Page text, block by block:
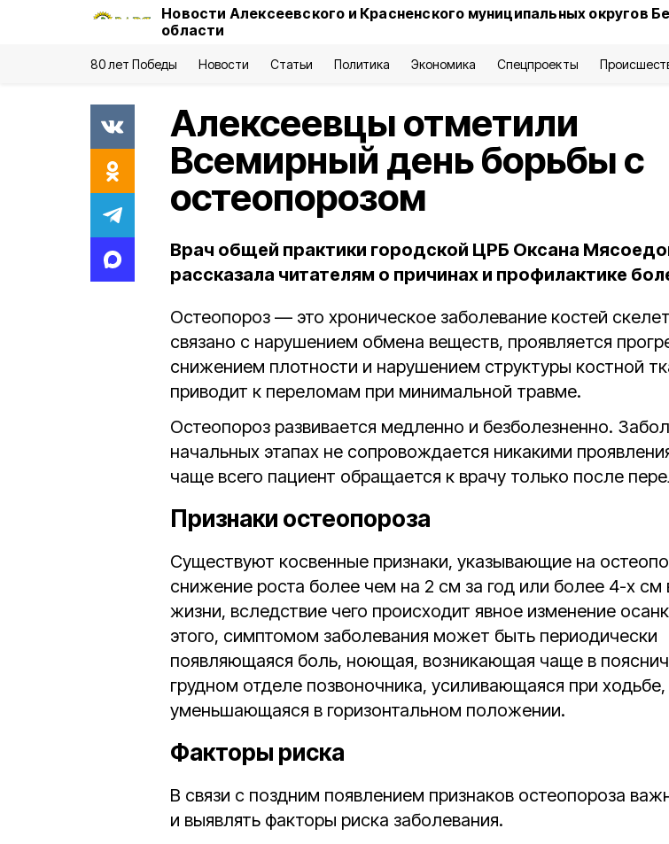
Новости Алексеевского и Красненского муниципальных округов
области
80 лет Победы Новости Статьи Политика Экономика Спецпроекты
Алексеевцы отметили
Всемирный день борьбы с
остеопорозом
Врач общей практики городской ЦРБ Оксана
рассказала читателям о причинах и профилактике
Остеопороз — это хроническое заболевание костей
связано с нарушением обмена веществ, проявляется
снижением плотности и нарушением структуры костной
приводит к переломам при минимальной травме.
Остеопороз развивается медленно и безболезненно.
начальных этапах не сопровождается никакими
чаще всего пациент обращается к врачу только после
Признаки остеопороза
Существуют косвенные признаки, указывающие на
снижение роста более чем на 2 см за год или более 4-х см
жизни, вследствие чего происходит явное изменение
этого, симптомом заболевания может быть периодически
появляющаяся боль, ноющая, возникающая чаще в
грудном отделе позвоночника, усиливающаяся при ходьбе,
уменьшающаяся в горизонтальном положении.
Факторы риска
В связи с поздним появлением признаков остеопороза
и выявлять факторы риска заболевания.